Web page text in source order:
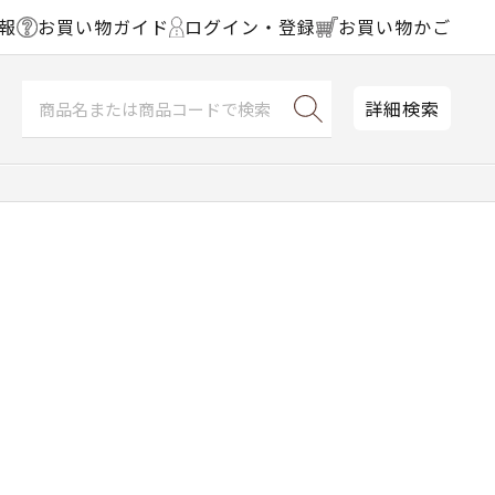
お買い物ガイド ログイン・登録 お買い物かご
詳細検索